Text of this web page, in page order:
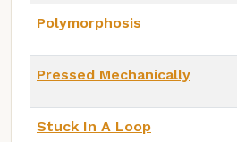
Polymorphosis
Pressed Mechanically
Stuck In A Loop